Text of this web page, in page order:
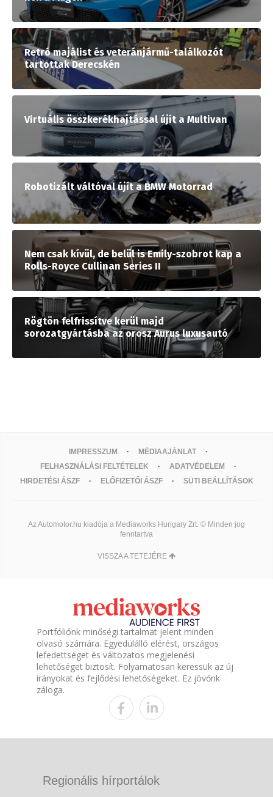
Retró majálist és veteránjármű-találkozót
tartottak Derecskén
Virtuális összkerékhajtással újít a Multivan
Robotizált váltóval újít a BMW Motorrad
Nem csak kívül, de belül is Emily-szobrot kap a
Rolls-Royce Cullinan Series II
Rögtön felfrissítve kerül majd
sorozatgyártásba az orosz Aurus luxusautó
IMPRESSZUM
MÉDIAAJÁNLAT
FELHASZNÁLÁSI FELTÉTELEK
ADATVÉDELEM
HIRDETÉSI ÁSZF
ELŐFIZETŐI ÁSZF SÜTI BEÁLLÍTÁSOK
Az Automotor.hu kiadója a Mediaworks Hungary Zrt. © Minden jog
fenntartva
VISSZA A TETEJÉRE
Portfóliónk minőségi tartalmat jelent minden
olvasó számára. Egyedülálló elérést, országos
lefedettséget és változatos megjelenési
lehetőséget biztosít. Folyamatosan keressük az új
irányokat és fejlődési lehetőségeket. Ez jövőnk
záloga.
Regionális hírportálok